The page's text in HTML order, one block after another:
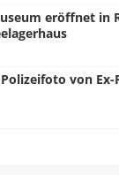
eröffnet in
von